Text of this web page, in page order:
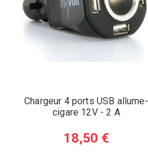
Chargeur 4 ports USB allume-
cigare 12V - 2 A
18,50 €